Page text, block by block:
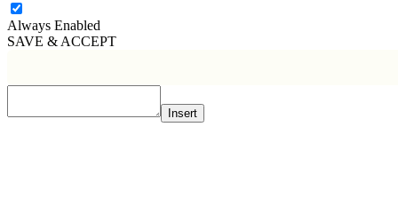
Always Enabled
SAVE & ACCEPT
Insert